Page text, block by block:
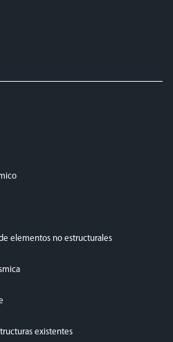
elementos no estructurales
existentes